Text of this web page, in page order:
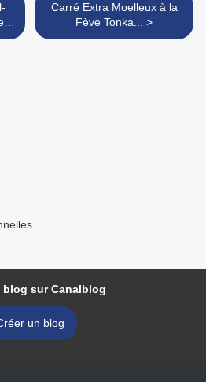
Carré Extra Moelleux à la
Fève Tonka... >
blog sur Canalblog
un blog